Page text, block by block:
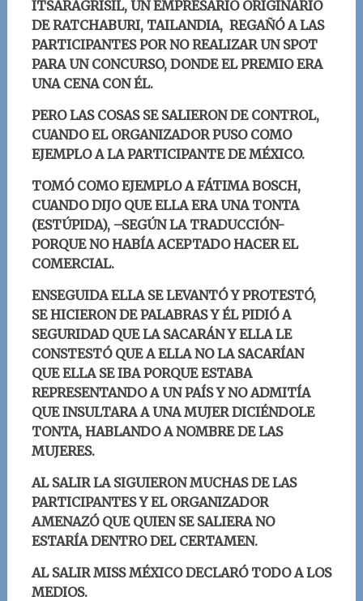
ITSARAGRISIL, UN EMPRESARIO ORIGINARIO
DE RATCHABURI, TAILANDIA, REGAÑÓ A LAS
PARTICIPANTES POR NO REALIZAR UN SPOT
PARA UN CONCURSO, DONDEEL PREMIO ERA
UNA CENA CON ÉL.
PERO LASCOSAS SE SALIERON DE CONTROL,
CUANDO EL ORGANIZADOR PUSO COMO
EJEMPLO A LA PARTICIPANTE DE MÉXICO.
TOMÓ COMO EJEMPLO A FÁTIMA BOSCH,
CUANDO DIJO QUE ELLA ERA UNA TONTA
(ESTÚPIDA), –SEGÚN LA TRADUCCIÓN-
PORQUE NO HABÍA ACEPTADO HACER EL
COMERCIAL.
ENSEGUIDA ELLASE LEVANTÓ YPROTESTÓ,
SE HICIERON DE PALABRAS Y ÉL PIDIÓ A
SEGURIDAD QUE LA SACARÁN Y ELLA LE
CONSTESTÓ QUE A ELLA NO LA SACARÍAN
QUE ELLA SE IBA PORQUE ESTABA
REPRESENTANDO A UN PAÍS Y NO ADMITÍA
QUE INSULTARA A UNA MUJER DICIÉNDOLE
TONTA, HABLANDO A NOMBRE DE LAS
MUJERES.
AL SALIR LA SIGUIERON MUCHAS DE LAS
PARTICIPANTES Y EL ORGANIZADOR
AMENAZÓ QUE QUIEN SE SALIERA NO
ESTARÍA DENTRO DEL CERTAMEN.
AL SALIR MISS MÉXICO DECLARÓ TODO A LOS
MEDIOS.